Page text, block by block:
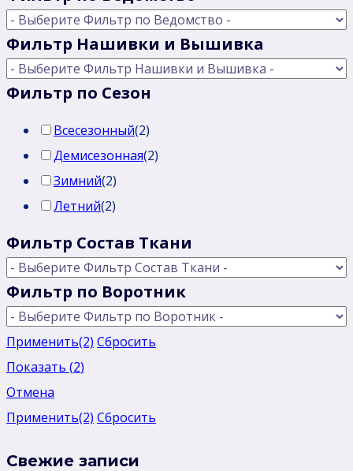
Фильтр Нашивки и Вышивка
Фильтр по Сезон
Всесезонный(2)
Демисезонная(2)
Зимний(2)
Летний(2)
Фильтр Состав Ткани
Фильтр по Воротник
Применить(2) Сбросить
Показать (2)
Отмена
Применить(2) Сбросить
Свежие записи